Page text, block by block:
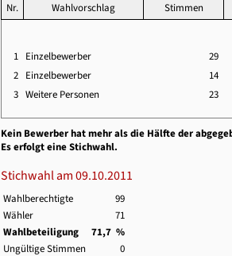
Nr.
Wahlvorschlag Stimmen
1 Einzelbewerber
29
2 Einzelbewerber
14
3 Weitere Personen 23
Kein Bewerber hat mehr als die Hälfte der
Es erfolgt eine Stichwahl.
Stichwahl am 09.10.2011
Wahlberechtigte
99
Wähler
71
Wahlbeteiligung
71,7 %
Ungültige Stimmen
0